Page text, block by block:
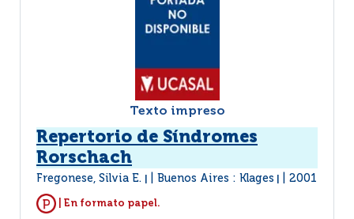
Texto impreso
Repertorio de Síndromes
Rorschach
Fregonese, Silvia E. Buenos Aires : Klages 2001
| En formato papel.